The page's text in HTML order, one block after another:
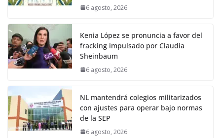
6 agosto, 2026
Kenia López se pronuncia a favor del
fracking impulsado por Claudia
Sheinbaum
6 agosto, 2026
NL mantendrá colegios militarizados
con ajustes para operar bajo normas
de la SEP
6 agosto, 2026